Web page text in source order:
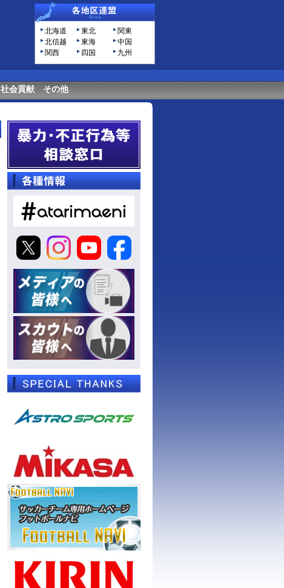
北海道 東北
関東
北信越
東海
中国
関西
四国 九州
社会貢献 その他